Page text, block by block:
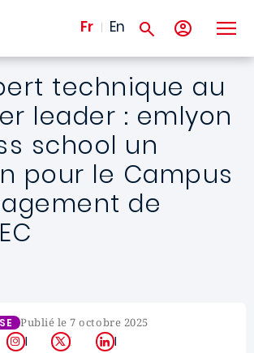
Fr En
technique au
leader : emlyon
school un
pour le Campus
de
Publié le 7 octobre 2025
Instagram
X LinkedIn